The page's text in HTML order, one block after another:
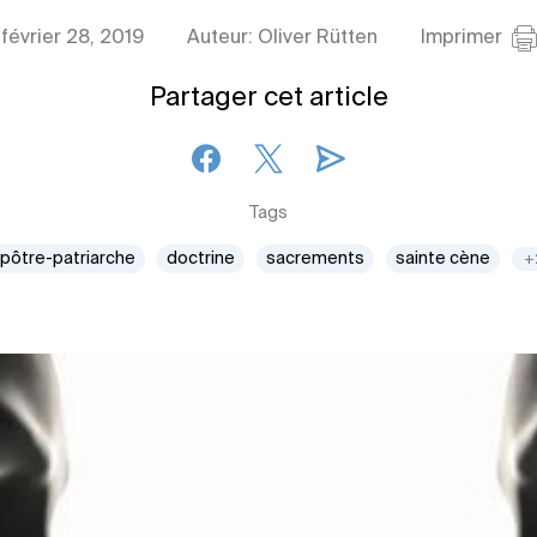
février 28, 2019 Auteur: Oliver Rütten Imprimer
Partager cet article
Tags
patriarche doctrine sacrements sainte cène